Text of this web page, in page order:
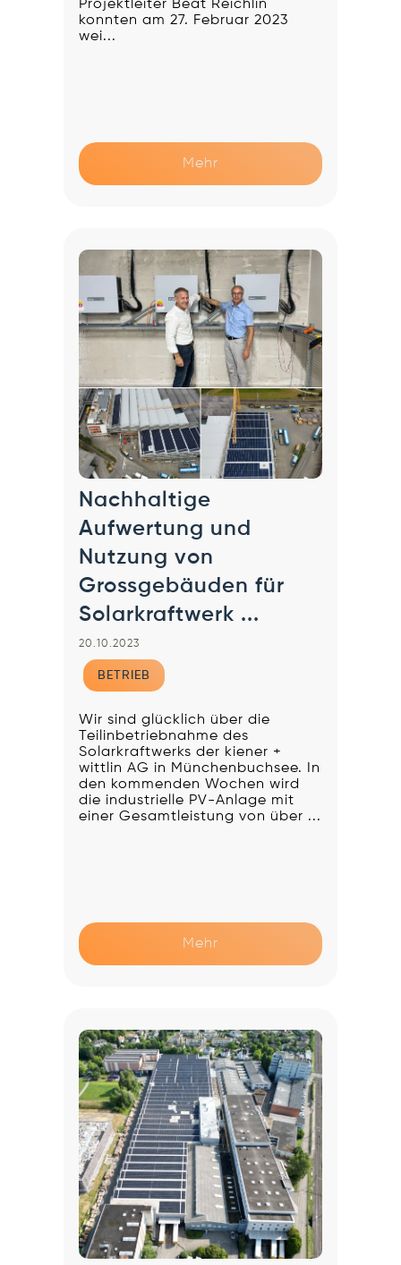
Projektleiter Beat Reichlin
konnten am 27. Februar 2023
wei...
Mehr
Nachhaltige
Aufwertung und
Nutzung von
Grossgebäuden für
Solarkraftwerk ...
20.10.2023
BETRIEB
Wir sind glücklich über die
Teilinbetriebnahme des
Solarkraftwerks der kiener +
wittlin AG in Münchenbuchsee. In
den kommenden Wochen wird
die industrielle PV-Anlage mit
einer Gesamtleistung von über ...
Mehr